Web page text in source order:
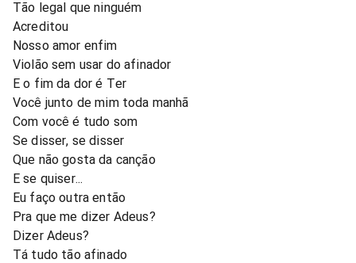
Tão legal que ninguém
Acreditou
Nosso amor enfim
Violão sem usar do afinador
E o fim da dor é Ter
Você junto de mim toda manhã
Com você é tudo som
Se disser, se disser
Que não gosta da canção
E se quiser...
Eu faço outra então
Pra que me dizer Adeus?
Dizer Adeus?
Tá tudo tão afinado